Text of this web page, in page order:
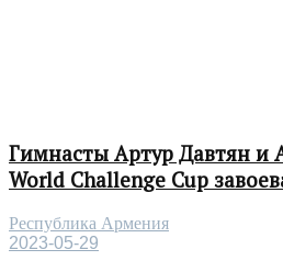
Гимнасты Артур Давтян и
World Challenge Cup
Республика Армения
2023-05-29